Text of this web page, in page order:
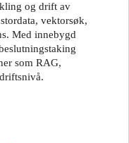
og drift av
vektorsøk,
Med innebygd
som RAG,